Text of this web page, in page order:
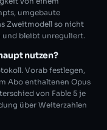
umgebaute
Zweitmodell so nicht
bleibt unreguliert.
nutzen?
Vorab festlegen,
Abo enthaltenen Opus
von Fable 5 je
über Weiterzahlen